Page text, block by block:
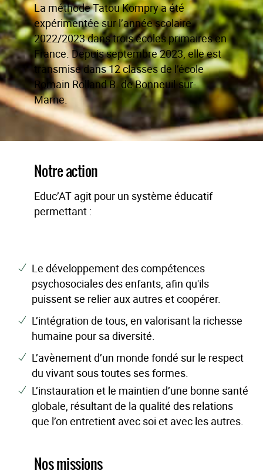
La méthode Tatou Kompry a été
expérimentée sur l’année scolaire
2022/2023 dans trois écoles primaires en
France. Depuis septembre 2023, elle est
transmise dans 12 classes de l’école
Romain Rolland B. de Bonneuil-sur-
Marne.
Notre action
Educ’AT agit pour un système éducatif
permettant :
Le développement des compétences
psychosociales des enfants, afin qu'ils
puissent se relier aux autres et coopérer.
L’intégration de tous, en valorisant la richesse
humaine pour sa diversité.
L’avènement d’un monde fondé sur le respect
du vivant sous toutes ses formes.
L’instauration et le maintien d’une bonne santé
globale, résultant de la qualité des relations
que l’on entretient avec soi et avec les autres.
Nos missions